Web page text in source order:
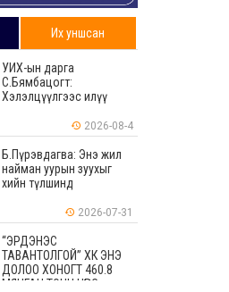
Их уншсан
УИХ-ын дарга
С.Бямбацогт:
Хэлэлцүүлгээс илүү
илүү бодит үр дүн чухал
2026-08-4
Б.Пүрэвдагва: Энэ жил
найман уурын зуухыг
хийн түлшинд
2026-07-31
“ЭРДЭНЭС
ТАВАНТОЛГОЙ” ХК ЭНЭ
ДОЛОО ХОНОГТ 460.8
МЯНГАН ТОНН НҮҮРС